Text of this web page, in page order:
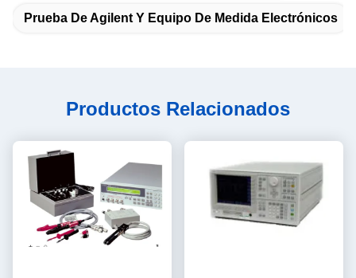
Prueba De Agilent Y Equipo De Medida Electrónicos
Productos Relacionados